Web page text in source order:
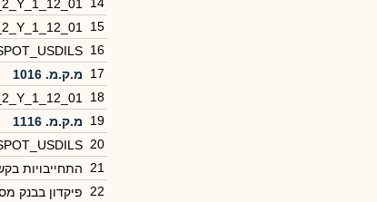
15
16
17
מ.ק.מ. 1016
18
19
מ.ק.מ. 1116
20
21
התחייבויות
22
פיקדון בבנק